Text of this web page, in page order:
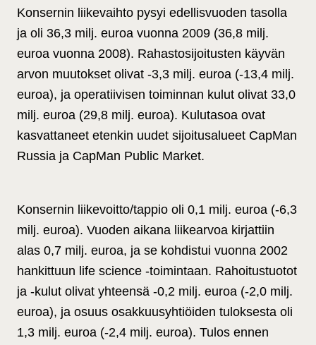
Konsernin liikevaihto pysyi edellisvuoden tasolla
ja oli 36,3 milj. euroa vuonna 2009 (36,8 milj.
euroa vuonna 2008). Rahastosijoitusten käyvän
arvon muutokset olivat -3,3 milj. euroa (-13,4 milj.
euroa), ja operatiivisen toiminnan kulut olivat 33,0
milj. euroa (29,8 milj. euroa). Kulutasoa ovat
kasvattaneet etenkin uudet sijoitusalueet CapMan
Russia ja CapMan Public Market.
Konsernin liikevoitto/tappio oli 0,1 milj. euroa (-6,3
milj. euroa). Vuoden aikana liikearvoa kirjattiin
alas 0,7 milj. euroa, ja se kohdistui vuonna 2002
hankittuun life science -toimintaan. Rahoitustuotot
ja -kulut olivat yhteensä -0,2 milj. euroa (-2,0 milj.
euroa), ja osuus osakkuusyhtiöiden tuloksesta oli
1,3 milj. euroa (-2,4 milj. euroa). Tulos ennen